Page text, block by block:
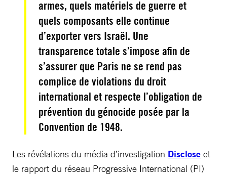
armes, quels matériels de guerre et
quels composants elle continue
d’exporter vers Israël. Une
transparence totale s’impose afin de
s’assurer que Paris ne se rend pas
complice de violations du droit
international et respecte l’obligation de
prévention du génocide posée par la
Convention de 1948.
Les révélations du média d’investigation Disclose et
le rapport du réseau Progressive International (PI)